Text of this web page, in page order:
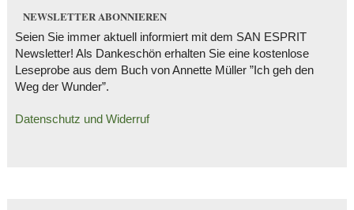
NEWSLETTER ABONNIEREN
Seien Sie immer aktuell informiert mit dem SAN ESPRIT
Newsletter! Als Dankeschön erhalten Sie eine kostenlose
Leseprobe aus dem Buch von Annette Müller ”Ich geh den
Weg der Wunder”.
Datenschutz und Widerruf